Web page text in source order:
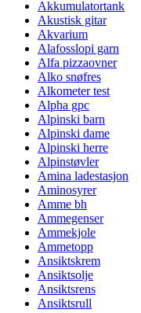
Akkumulatortank
Akustisk gitar
Akvarium
Alafosslopi garn
Alfa pizzaovner
Alko snøfres
Alkometer test
Alpha gpc
Alpinski barn
Alpinski dame
Alpinski herre
Alpinstøvler
Amina ladestasjon
Aminosyrer
Amme bh
Ammegenser
Ammekjole
Ammetopp
Ansiktskrem
Ansiktsolje
Ansiktsrens
Ansiktsrull